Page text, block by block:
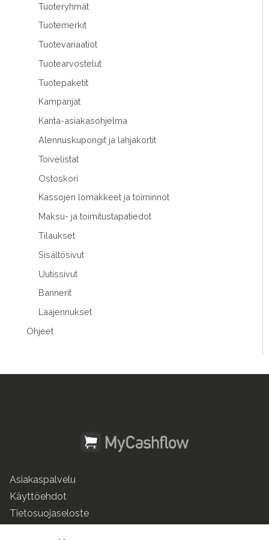
Tuoteryhmät
Tuotemerkit
Tuotevariaatiot
Tuotearvostelut
Tuotepaketit
Kampanjat
Kanta-asiakasohjelma
Alennuskupongit ja lahjakortit
Toivelistat
Ostoskori
Kassojen lomakkeet ja toiminnot
Maksu- ja toimitustapatiedot
Tilaukset
Sisältösivut
Uutissivut
Bannerit
Laajennukset
Ohjeet
Asiakaspalvelu
Käyttöehdot
Tietosuojaseloste